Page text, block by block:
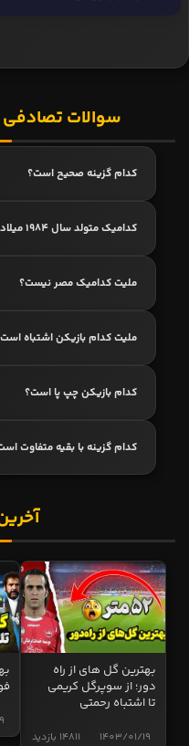
سوالات تصادفی
کدام گزینه صحیح است؟
کدامیک متولد سال 1984 میلادی است؟
ملیت کدامیک مصر نیست؟
ملیت کدام بازیکن اشتباه
کدام بازیکن چپ پا است؟
کدام گزینه با بقیه متفاوت
بهترین گل های از راه
دور؛ از سوپرگل کریمی
تا اشتباه رحمتی
14811 بازدید 1403/01/19